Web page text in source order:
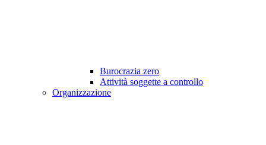
Burocrazia zero
Attività soggette a controllo
Organizzazione